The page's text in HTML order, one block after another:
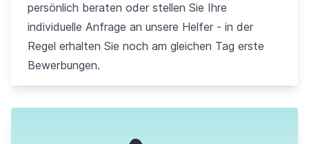
persönlich beraten oder stellen Sie Ihre
individuelle Anfrage an unsere Helfer - in der
Regel erhalten Sie noch am gleichen Tag erste
Bewerbungen.